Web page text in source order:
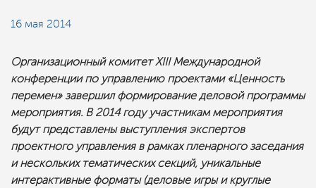
16 мая 2014
Организационный комитет XIII Международной
конференции по управлению проектами «Ценность
перемен» завершил формирование деловой программы
мероприятия. В 2014 году участникам мероприятия
будут представлены выступления экспертов
проектного управления в рамках пленарного заседания
и нескольких тематических секций, уникальные
интерактивные форматы (деловые игры и круглые